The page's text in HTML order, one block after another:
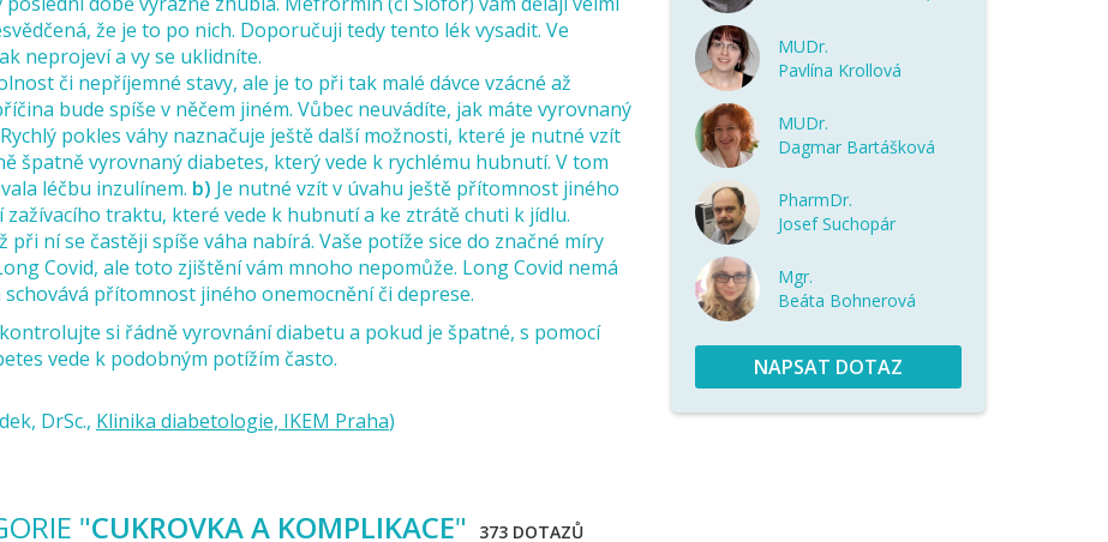
že je to po nich. Doporučuji tedy tento lék vysadit. Ve
neprojeví a vy se uklidníte.
či nepříjemné stavy, ale je to při tak malé dávce vzácné až
bude spíše v něčem jiném. Vůbec neuvádíte, jak máte vyrovnaný
pokles váhy naznačuje ještě další možnosti, které je nutné vzít
špatně vyrovnaný diabetes, který vede k rychlému hubnutí. V tom
léčbu inzulínem. b) Je nutné vzít v úvahu ještě přítomnost jiného
traktu, které vede k hubnutí a ke ztrátě chuti k jídlu.
při ní se častěji spíše váha nabírá. Vaše potíže sice do značné míry
Covid, ale toto zjištění vám mnoho nepomůže. Long Covid nemá
přítomnost jiného onemocnění či deprese.
si řádně vyrovnání diabetu a pokud je špatné, s pomocí
vede k podobným potížím často.
DrSc., Klinika diabetologie, IKEM Praha)
"CUKROVKA A KOMPLIKACE" 373 DOTAZŮ
MUDr.
Pavlína Krollová
MUDr.
Dagmar Bartášková
PharmDr.
Josef Suchopár
Mgr.
Beáta Bohnerová
NAPSAT DOTAZ